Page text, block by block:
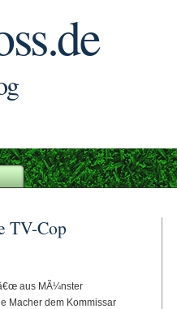
TV-Cop
aus MÃ¼nster
Macher dem Kommissar